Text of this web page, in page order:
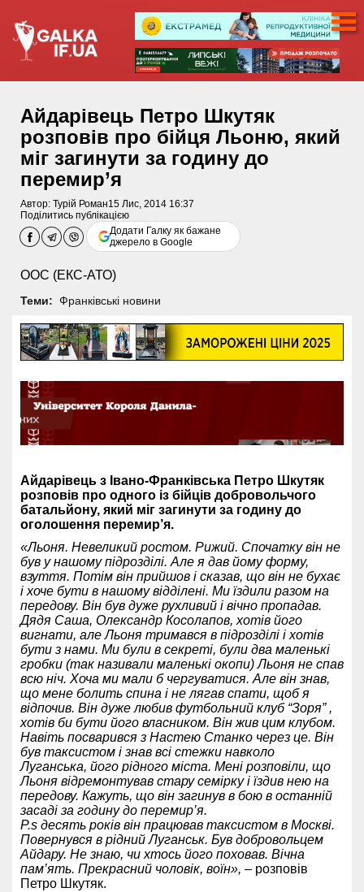
Айдарівець Петро Шкутяк
розповів про бійця Льоню, який
міг загинути за годину до
перемир’я
Автор: Турій Роман15 Лис, 2014 16:37
Поділитись публікацією
Додати Галку як бажане
джерело в Google
ООС (ЕКС-АТО)
Теми: Франківські новини
Айдарівець з Івано-Франківська Петро Шкутяк
розповів про одного із бійців добровольчого
батальйону, який міг загинути за годину до
оголошення перемир’я.
«Льоня. Невеликий ростом. Рижий. Спочатку він не
був у нашому підрозділі. Але я дав йому форму,
взуття. Потім він прийшов і сказав, що він не бухає
і хоче бути в нашому відділені. Ми їздили разом на
передову. Він був дуже рухливий і вічно пропадав.
Дядя Саша, Олександр Косолапов, хотів його
вигнати, але Льоня тримався в підрозділі і хотів
бути з нами. Ми були в секреті, були два маленькі
гробки (так називали маленькі окопи) Льоня не спав
всю ніч. Хоча ми мали б чергуватися. Але він знав,
що мене болить спина і не лягав спати, щоб я
відпочив. Він дуже любив футбольний клуб “Зоря” ,
хотів би бути його власником. Він жив цим клубом.
Навіть посварився з Настею Станко через це. Він
був таксистом і знав всі стежки навколо
Луганська, його рідного міста. Мені розповіли, що
Льоня відремонтував стару семірку і їздив нею на
передову. Кажуть, що він загинув в бою в останній
засаді за годину до перемир’я.
P.s десять років він працював таксистом в Москві.
Повернувся в рідний Луганськ. Був добровольцем
Айдару. Не знаю, чи хтось його поховав. Вічна
пам’ять. Прекрасний чоловік, воїн», – розповів
Петро Шкутяк.